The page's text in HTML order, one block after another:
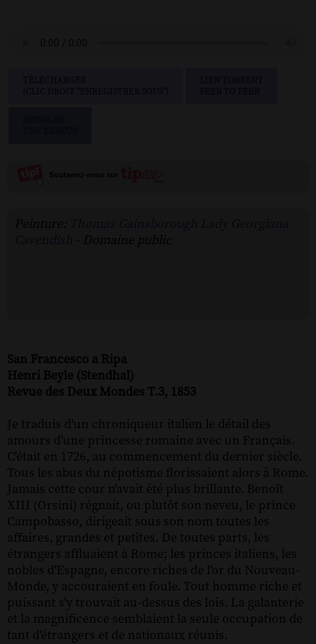
San Francesco a Ripa
Henri Beyle (Stendhal)
Revue des Deux Mondes T.3, 1853
Je traduis d'un chroniqueur italien le détail des
amours d'une princesse romaine avec un Français.
C'était en 1726, au commencement du dernier siècle.
Tous les abus du népotisme florissaient alors à Rome.
Jamais cette cour n'avait été plus brillante. Benoît
XIII (Orsini) régnait, ou plutôt son neveu, le prince
Campobasso, dirigeait sous son nom toutes les
affaires, grandes et petites. De toutes parts, les
étrangers affluaient à Rome; les princes italiens, les
nobles d'Espagne, encore riches de l'or du Nouveau-
Monde, y accouraient en foule. Tout homme riche et
puissant s'y trouvait au-dessus des lois. La galanterie
et la magnificence semblaient la seule occupation de
tant d'étrangers et de nationaux réunis.